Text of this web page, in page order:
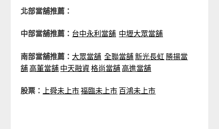
北部當舖推薦：
中部當舖推薦： 台中永利當舖 中壢大眾當舖
南部當舖推薦： 大眾當舖 全聯當舖新光長虹 勝揚當
舖高董當舖 中天融資格尚當舖高進當舖
股票： 上舜未上市福臨未上市 百鴻未上市